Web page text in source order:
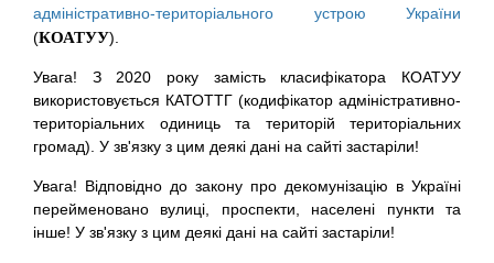
адміністративно-територіального устрою України
(КОАТУУ).
Увага! З 2020 року замість класифікатора КОАТУУ
використовується КАТОТТГ (кодифікатор адміністративно-
територіальних одиниць та територій територіальних
громад). У зв'язку з цим деякі дані на сайті застаріли!
Увага! Відповідно до закону про декомунізацію в Україні
перейменовано вулиці, проспекти, населені пункти та
інше! У зв'язку з цим деякі дані на сайті застаріли!